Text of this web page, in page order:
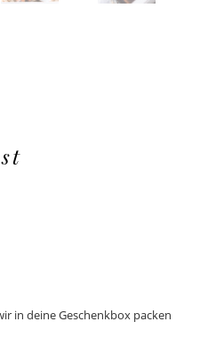
in deine Geschenkbox packen